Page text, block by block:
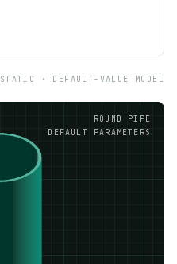
STATIC · DEFAULT-VALUE MODEL
ROUND PIPE
DEFAULT PARAMETERS